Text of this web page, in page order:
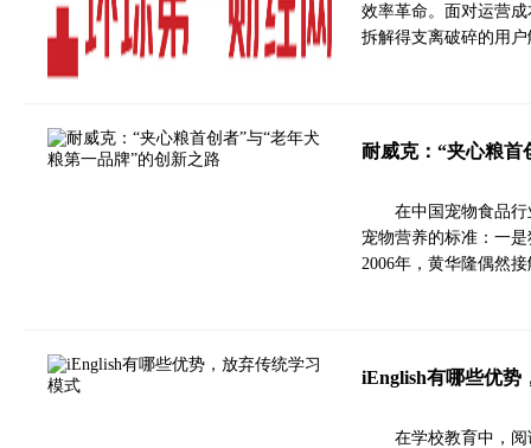
效率革命。面对运营
拆解得支离破碎的用
耐威克：“夹心粮首
在中国宠物食品
宠物营养的标准：一
2006年，黄华隆偶然
iEnglish有哪些优势
在学校教育中，